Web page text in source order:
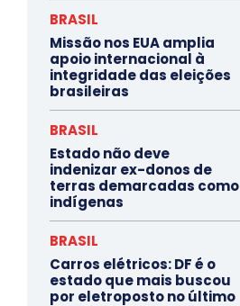
BRASIL
Missão nos EUA amplia
apoio internacional à
integridade das eleições
brasileiras
BRASIL
Estado não deve
indenizar ex-donos de
terras demarcadas como
indígenas
BRASIL
Carros elétricos: DF é o
estado que mais buscou
por eletroposto no último